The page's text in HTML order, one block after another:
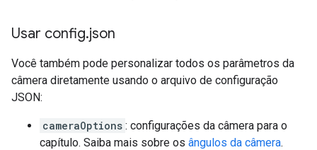
Usar config.json
Você também pode personalizar todos os parâmetros da
câmera diretamente usando o arquivo de configuração
JSON:
cameraOptions : configurações da câmera para o
capítulo. Saiba mais sobre os ângulos da câmera.